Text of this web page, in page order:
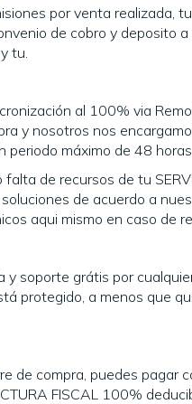
por venta realizada,
de cobro y deposito
tu.
al 100% via
y nosotros nos
periodo máximo de 48
de recursos de tu
de acuerdo a
aqui mismo en caso de
soporte grátis por
protegido, a menos que
de compra, puedes pagar
FISCAL 100%